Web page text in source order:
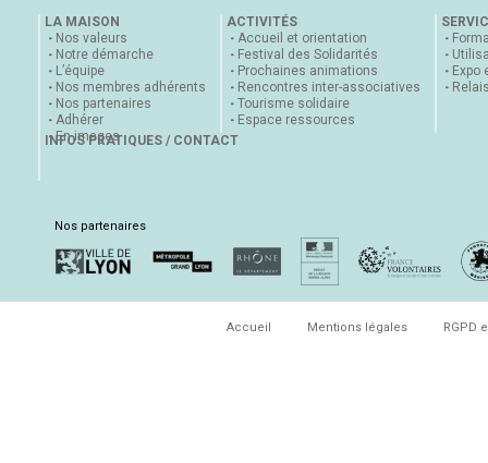
LA MAISON
Nos valeurs
Notre démarche
L’équipe
Nos membres adhérents
Nos partenaires
Adhérer
En images
ACTIVITÉS
Accueil et orientation
Festival des Solidarités
Prochaines animations
Rencontres inter-associatives
Tourisme solidaire
Espace ressources
Expo
INFOS PRATIQUES / CONTACT
Nos partenaires
Accueil Mentions légales RGPD